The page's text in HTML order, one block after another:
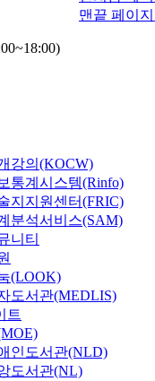
맨끝 페이
강의(KOCW)
통계시스템(Rinfo)
지지원센터(FRIC)
분석서비스(SAM)
니티
(LOOK)
도서관(MEDLIS)
트
인도서관(NLD)
도서관(NL)